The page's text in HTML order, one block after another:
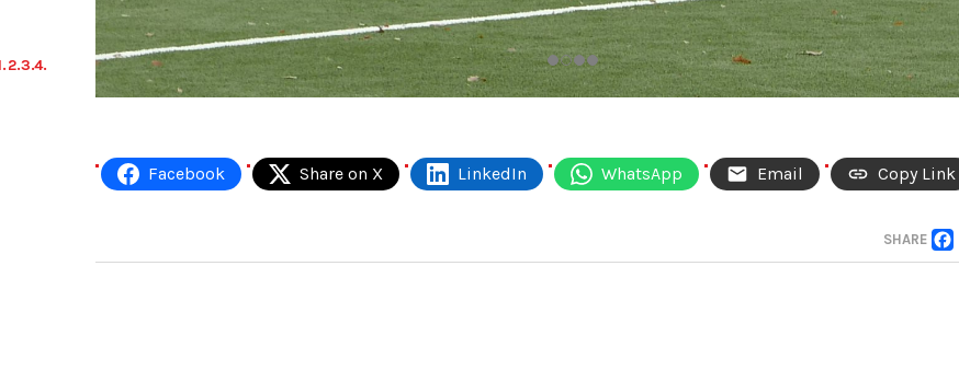
Facebook Share on X LinkedIn WhatsApp Email Copy Link
SHARE